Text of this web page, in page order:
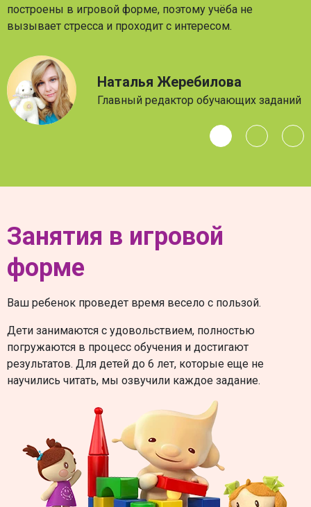
построены в игровой форме, поэтому учёба не
вызывает стресса и проходит с интересом.
Наталья Жеребилова
Главный редактор обучающих заданий
Занятия в игровой
форме
Ваш ребенок проведет время весело с пользой.
Дети занимаются с удовольствием, полностью
погружаются в процесс обучения и достигают
результатов. Для детей до 6 лет, которые еще не
научились читать, мы озвучили каждое задание.